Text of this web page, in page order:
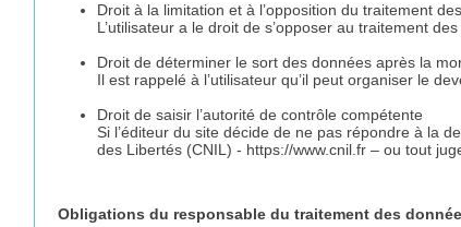
Droit à la limitation et à l’opposition du traitement
L’utilisateur a le droit de s’opposer au traitement
Droit de déterminer le sort des données après la
Il est rappelé à l’utilisateur qu’il peut organiser le
Droit de saisir l’autorité de contrôle compétente
Si l’éditeur du site décide de ne pas répondre à la
des Libertés (CNIL) - https://www.cnil.fr – ou tout
Obligations du responsable du traitement des